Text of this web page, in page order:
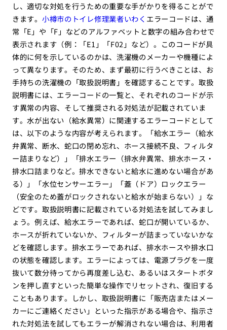
し、適切な対処を行うための重要な手がかりを得ることがで
きます。 小樽市のトイレ修理業者いわく エラーコードは、通
常「E」や「F」などのアルファベットと数字の組み合わせで
表示されます（例：「E1」「F02」など）。このコードが具
体的に何を示しているのかは、洗濯機のメーカーや機種によ
って異なります。そのため、まず最初に行うべきことは、お
手持ちの洗濯機の「取扱説明書」を確認することです。取扱
説明書には、エラーコードの一覧と、それぞれのコードが示
す異常の内容、そして推奨される対処法が記載されていま
す。水が出ない（給水異常）に関連するエラーコードとして
は、以下のような内容が考えられます。「給水エラー（給水
弁異常、断水、蛇口の閉め忘れ、ホース接続不良、フィルタ
ー詰まりなど）」「排水エラー（排水弁異常、排水ホース・
排水口詰まりなど。排水できないと給水に進めない場合があ
る）」「水位センサーエラー」「蓋（ドア）ロックエラー
（安全のため蓋がロックされないと給水が始まらない）」な
どです。取扱説明書に記載されている対処法を試してみまし
ょう。例えば、給水エラーであれば、蛇口が開いているか、
ホースが折れていないか、フィルターが詰まっていないかな
どを確認します。排水エラーであれば、排水ホースや排水口
の状態を確認します。エラーによっては、電源プラグを一度
抜いて数分待ってから再度差し込む、あるいはスタートボタ
ンを押し直すといった簡単な操作でリセットされ、復旧する
こともあります。しかし、取扱説明書に「販売店またはメー
カーにご連絡ください」といった指示がある場合や、指示さ
れた対処法を試してもエラーが解消されない場合は、利用者